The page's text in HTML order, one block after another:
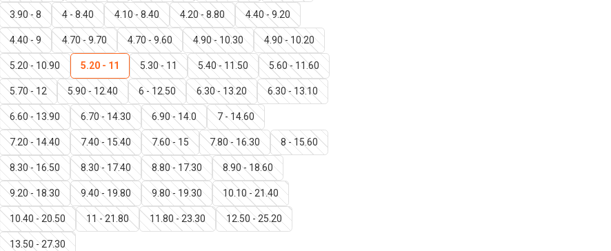
3.90 - 8 4 - 8.40 4.10 - 8.40 4.20 - 8.80 4.40 - 9.20
4.40 - 9 4.70 - 9.70 4.70 - 9.60 4.90 - 10.30 4.90 - 10.20
5.20 - 10.90 5.20 - 11 5.30 - 11 5.40 - 11.50 5.60 - 11.60
5.70 - 12 5.90 - 12.40 6 - 12.50 6.30 - 13.20 6.30 - 13.10
6.60 - 13.90 6.70 - 14.30 6.90 - 14.0 7 - 14.60
7.20 - 14.40 7.40 - 15.40 7.60 - 15 7.80 - 16.30 8 - 15.60
8.30 - 16.50 8.30 - 17.40 8.80 - 17.30 8.90 - 18.60
9.20 - 18.30 9.40 - 19.80 9.80 - 19.30 10.10 - 21.40
10.40 - 20.50 11 - 21.80 11.80 - 23.30 12.50 - 25.20
13.50 - 27.30